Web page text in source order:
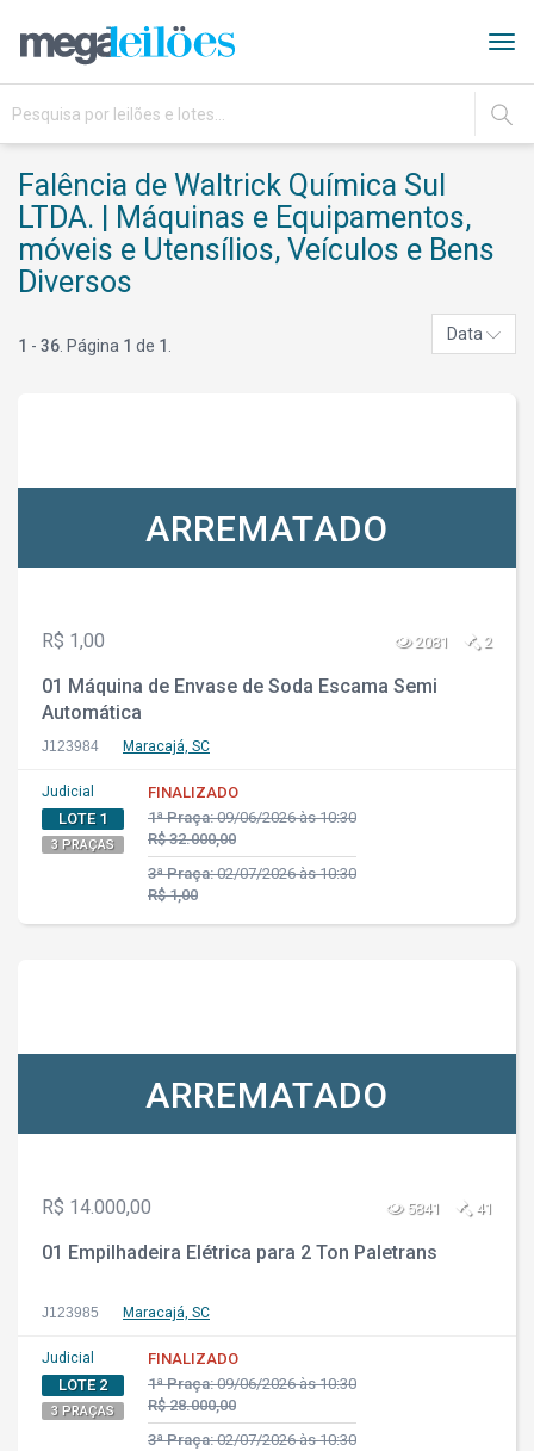
IR
Falência de Waltrick Química Sul
LTDA. | Máquinas e Equipamentos,
móveis e Utensílios, Veículos e Bens
Diversos
1 - 36 . Página 1 de 1
Data
ARREMATADO
R$ 1,00 2081 2
01 Máquina de Envase de Soda Escama Semi
Automática
J123984 Maracajá, SC
Judicial
LOTE 1
3 PRAÇAS
FINALIZADO
1ª Praça:09/06/2026 às 10:30
R$ 32.000,00
3ª Praça:02/07/2026 às 10:30
R$ 1,00
ARREMATADO
R$ 14.000,00 5841 41
01 Empilhadeira Elétrica para 2 Ton Paletrans
J123985 Maracajá, SC
Judicial
LOTE 2
3 PRAÇAS
FINALIZADO
1ª Praça:09/06/2026 às 10:30
R$ 28.000,00
3ª Praça:02/07/2026 às 10:30